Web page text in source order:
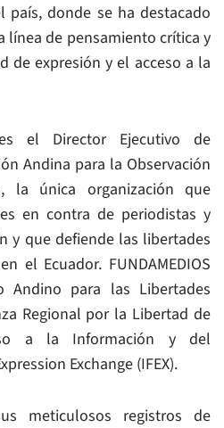
país, donde se ha destacado
línea de pensamiento crítica y
de expresión y el acceso a la
el Director Ejecutivo de
Andina para la Observación
la única organización que
en contra de periodistas y
y que defiende las libertades
el Ecuador. FUNDAMEDIOS
Andino para las Libertades
Regional por la Libertad de
a la Información y del
Exchange (IFEX).
meticulosos registros de